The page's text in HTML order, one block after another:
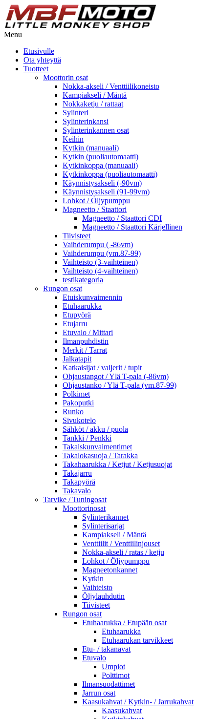
Menu
Etusivulle
Ota yhteyttä
Tuotteet
Moottorin osat
Nokka-akseli / Venttiilikoneisto
Kampiakseli / Mäntä
Nokkaketju / rattaat
Sylinteri
Sylinterinkansi
Sylinterinkannen osat
Keihin
Kytkin (manuaali)
Kytkin (puoliautomaatti)
Kytkinkoppa (manuaali)
Kytkinkoppa (puoliautomaatti)
Käynnistysakseli (-90vm)
Käynnistysakseli (91-99vm)
Lohkot / Öljypumppu
Magneetto / Staattori
Magneetto / Staattori CDI
Magneetto / Staattori Kärjellinen
Tiivisteet
Vaihderumpu ( -86vm)
Vaihderumpu (vm.87-99)
Vaihteisto (3-vaihteinen)
Vaihteisto (4-vaihteinen)
testikategoria
Rungon osat
Etuiskunvaimennin
Etuhaarukka
Etupyörä
Etujarru
Etuvalo / Mittari
Ilmanpuhdistin
Merkit / Tarrat
Jalkatapit
Katkaisijat / vaijerit / tupit
Ohjaustangot / Ylä T-pala (-86vm)
Ohjaustanko / Ylä T-pala (vm.87-99)
Polkimet
Pakoputki
Runko
Sivukotelo
Sähköt / akku / puola
Tankki / Penkki
Takaiskunvaimentimet
Takalokasuoja / Tarakka
Takahaarukka / Ketjut / Ketjusuojat
Takajarru
Takapyörä
Takavalo
Tarvike / Tuningosat
Moottorinosat
Sylinterikannet
Sylinterisarjat
Kampiakseli / Mäntä
Venttiilit / Venttiilinjouset
Nokka-akseli / ratas / ketju
Lohkot / Öljypumppu
Magneetonkannet
Kytkin
Vaihteisto
Öljylauhdutin
Tiivisteet
Rungon osat
Etuhaarukka / Etupään osat
Etuhaarukka
Etuhaarukan tarvikkeet
Etu- / takanavat
Etuvalo
Umpiot
Polttimot
Ilmansuodattimet
Jarrun osat
Kaasukahvat / Kytkin- / Jarrukahvat
Kaasukahvat